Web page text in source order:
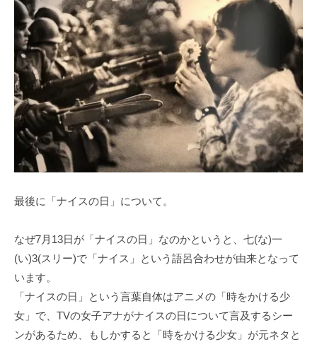
最後に「ナイスの日」について。
なぜ7月13日が「ナイスの日」なのかというと、七(な)一
(い)3(スリー)で「ナイス」という語呂合わせが由来となって
います。
「ナイスの日」という言葉自体はアニメの「時をかける少
女」で、TVの女子アナがナイスの日について言及するシー
ンがあるため、もしかすると「時をかける少女」が元ネタと